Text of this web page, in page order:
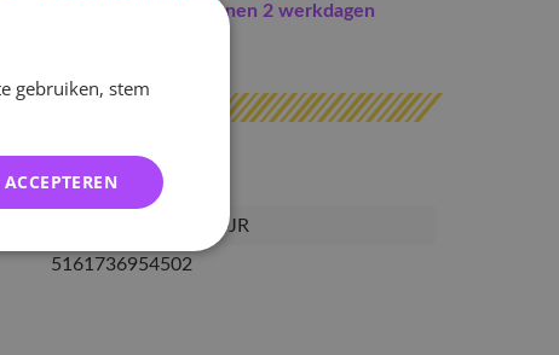
binnen 2 werkdagen
SKZ-SKZ-CA-MPLS-JR
5161736954502
gebruiken, stem